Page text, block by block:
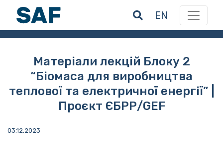
EN
Матеріали лекцій Блоку 2
“Біомаса для виробництва
теплової та електричної енергії” |
Проєкт ЄБРР/GEF
03.12.2023